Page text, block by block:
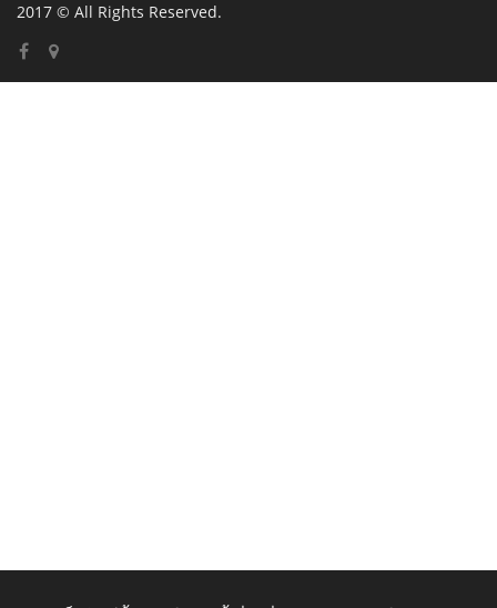
2017 © All Rights Reserved.